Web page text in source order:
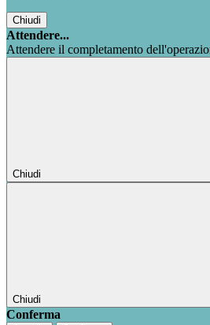
Chiudi
Attendere...
Attendere il completamento
Chiudi
Chiudi
Conferma